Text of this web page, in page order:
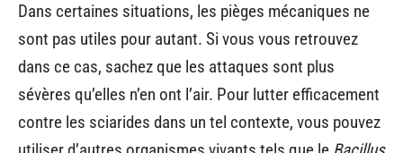
Dans certaines situations, les pièges mécaniques ne
sont pas utiles pour autant. Si vous vous retrouvez
dans ce cas, sachez que les attaques sont plus
sévères qu’elles n’en ont l’air. Pour lutter efficacement
contre les sciarides dans un tel contexte, vous pouvez